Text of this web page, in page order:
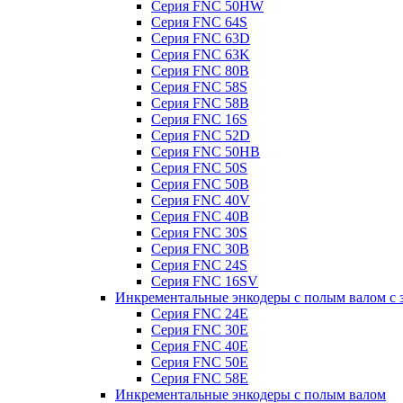
Серия FNC 50HW
Серия FNC 64S
Серия FNC 63D
Серия FNC 63K
Серия FNC 80B
Серия FNC 58S
Серия FNC 58B
Серия FNC 16S
Серия FNC 52D
Серия FNC 50HB
Серия FNC 50S
Серия FNC 50B
Серия FNC 40V
Серия FNC 40B
Серия FNC 30S
Серия FNC 30B
Серия FNC 24S
Серия FNC 16SV
Инкрементальные энкодеры с полым валом с
Серия FNC 24E
Серия FNC 30E
Серия FNC 40E
Серия FNC 50E
Серия FNC 58E
Инкрементальные энкодеры с полым валом